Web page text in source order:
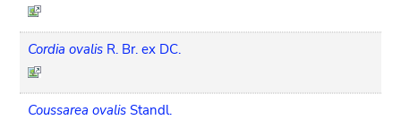
Cordia ovalis R. Br. ex DC.
Coussarea ovalis Standl.